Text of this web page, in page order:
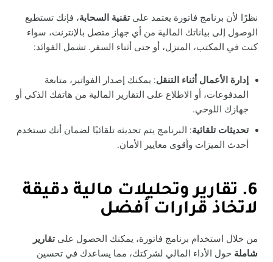
نظرًا لأن برنامج فاتورة يعتمد علىتقنية السحابة، فإنك تستطيع
الوصول إلى بياناتك المالية من أي جهاز متصل بالإنترنت، سواء
كنت في المكتب، المنزل، أو حتى أثناء السفر. تشمل الفوائد:
إدارة الأعمال أثناء التنقل: يمكنك إصدار الفواتير، متابعة
المدفوعات، أو الاطلاع على التقارير المالية من هاتفك الذكي أو
جهازك اللوحي.
تحديثات تلقائية: البرنامج يتم تحديثه تلقائيًا لضمان أنك تستخدم
أحدث الميزات وأقوى معايير الأمان.
6. تقارير وتحليلات مالية دقيقة
لاتخاذ قرارات أفضل
من خلال استخدام برنامج فاتورة، يمكنك الحصول علىتقارير
شاملة حول الأداء المالي لشركتك، مما يساعدك في تحسين